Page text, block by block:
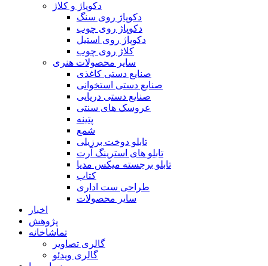
دکوپاژ و کلاژ
دکوپاژ روی سنگ
دکوپاژ روی چوب
دکوپاژ روی استیل
کلاژ روی چوب
سایر محصولات هنری
صنایع دستی کاغذی
صنایع دستی استخوانی
صنایع دستی دریایی
عروسک های سنتی
پتینه
شمع
تابلو دوخت برزیلی
تابلو های استرینگ آرت
تابلو برجسته میکس مدیا
کتاب
طراحی ست اداری
سایر محصولات
اخبار
پژوهش
تماشاخانه
گالری تصاویر
گالری ویدئو